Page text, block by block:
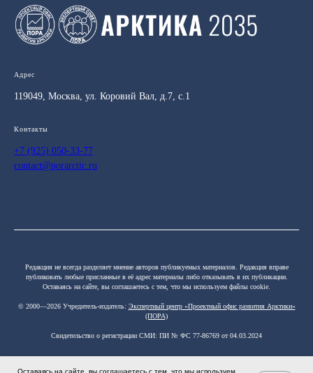
Адрес
119049, Москва, ул. Коровий Вал, д.7, с.1
Контакты
+7 (925) 050-33-77
contact@porarctic.ru
Оставаясь на сайте, вы соглашаетесь с тем, что мы используем
Редакция не всегда разделяет мнение авторов публикуемых материалов. Редакция вправе
публиковать любые присланные в её адрес материалы либо отказывать в их публикации.
Оставаясь на сайте, вы соглашаетесь с тем, что мы используем файлы cookie.
© 2000—2026 Учредитель-издатель: Экспертный центр «Проектный офис развития Арктики»
(ПОРА)
Свидетельство о регистрации СМИ: ПИ № ФС 77-86769 от 04.03.2024